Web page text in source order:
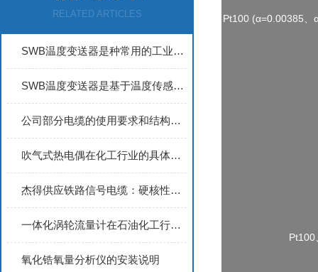
RELATED ARTICLES
SWB温度变送器是种常用的工业仪表设备
SWB温度变送器是基于温度传感器原理设计的
公司部分电缆的使用要求和结构特点2
吹气式热电偶在化工行业的具体应用
杰得供应铁路信号电缆：硬核性能铸就轨道通信可靠保障
一体化涡轮流量计在石油化工行业的典型应用场景分析
氧化锆氧量分析仪的安装说明
Pt100 (α=0.00385
Pt100